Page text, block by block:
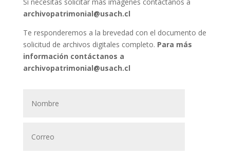
Si necesitas solicitar más imágenes contáctanos a
archivopatrimonial@usach.cl
Te responderemos a la brevedad con el documento de
solicitud de archivos digitales completo. Para más
información contáctanos a
archivopatrimonial@usach.cl